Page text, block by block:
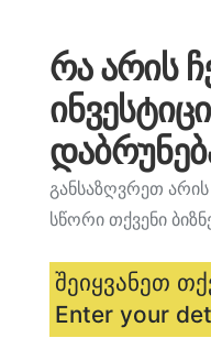
რა არის
განსაზღვრეთ
სწორი თქვენი
შეიყვანეთ
Enter your